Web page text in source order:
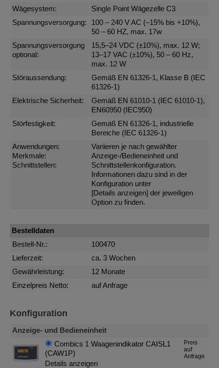
Wägesystem:
Single Point Wägezelle C3
Spannungsversorgung:
100 – 240 V AC (–15% bis +10%),
50 – 60 HZ, max. 17w
Spannungsversorgung
optional:
15,5–24 VDC (±10%), max. 12 W;
13–17 VAC (±10%), 50 – 60 Hz,
max. 12 W
Störaussendung:
Gemäß EN 61326-1, Klasse B (IEC
61326-1)
Elektrische Sicherheit:
Gemäß EN 61010-1 (IEC 61010-1),
EN60950 (IEC950)
Störfestigkeit:
Gemäß EN 61326-1, industrielle
Bereiche (IEC 61326-1)
Anwendungen:
Merkmale:
Schnittstellen:
Variieren je nach gewählter
Anzeige-/Bedieneinheit und
Schnittstellenkonfiguration.
Informationen dazu sind in der
Konfiguration unter
[Details anzeigen] der jeweiligen
Option zu finden.
Bestelldaten
Bestell-Nr.:
100470
Lieferzeit:
ca. 3 Wochen
Gewährleistung:
12 Monate
Einzelpreis Netto:
auf Anfrage
Konfiguration
Anzeige- und Bedieneinheit
Combics 1 Waagenindikator CAISL1
(CAW1P)
Details anzeigen
Preis
auf
Anfrage